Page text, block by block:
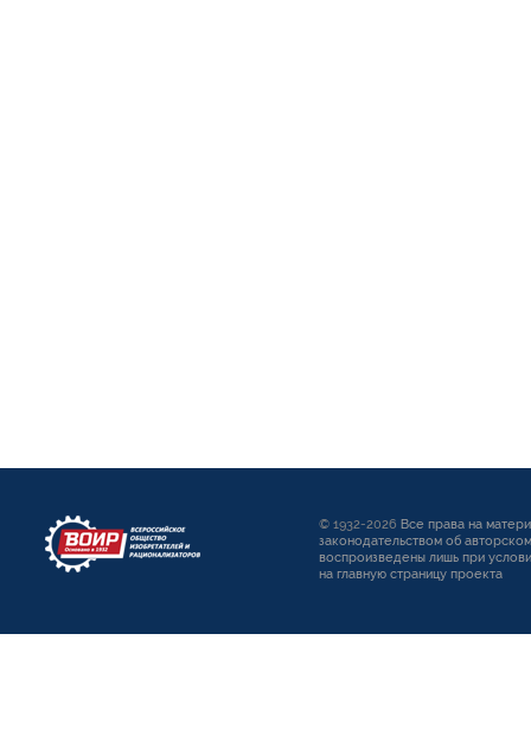
© 1932-2026 Все права на
законодательством об
воспроизведены лишь при
на главную страницу проекта